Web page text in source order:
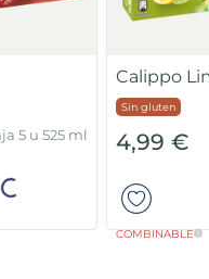
5 u 525 ml
Calippo
Sin gluten
4,99 €
COMBINABLE